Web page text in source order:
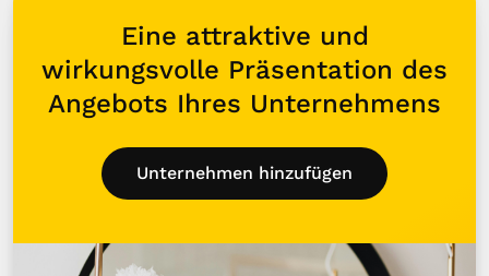
Eine attraktive und
wirkungsvolle Präsentation des
Angebots Ihres Unternehmens
Unternehmen hinzufügen